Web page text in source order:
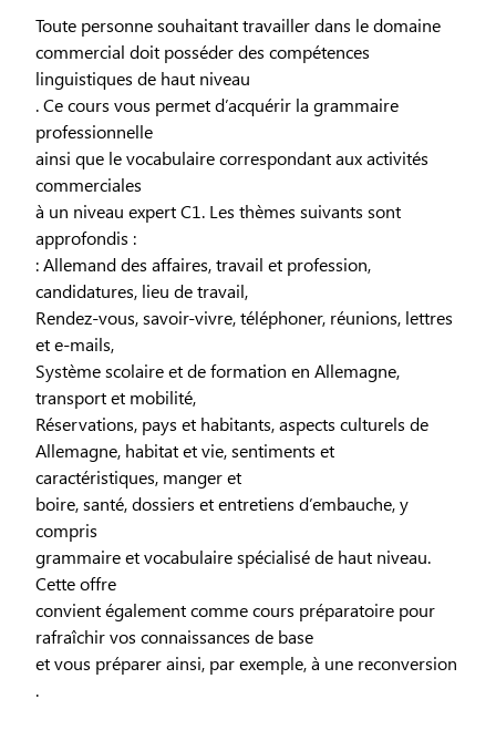
Toute personne souhaitant travailler dans le domaine
commercial doit posséder des compétences
linguistiques de haut niveau
. Ce cours vous permet d’acquérir la grammaire
professionnelle
ainsi que le vocabulaire correspondant aux activités
commerciales
à un niveau expert C1. Les thèmes suivants sont
approfondis :
: Allemand des affaires, travail et profession,
candidatures, lieu de travail,
Rendez-vous, savoir-vivre, téléphoner, réunions, lettres
et e-mails,
Système scolaire et de formation en Allemagne,
transport et mobilité,
Réservations, pays et habitants, aspects culturels de
Allemagne, habitat et vie, sentiments et
caractéristiques, manger et
boire, santé, dossiers et entretiens d’embauche, y
compris
grammaire et vocabulaire spécialisé de haut niveau.
Cette offre
convient également comme cours préparatoire pour
rafraîchir vos connaissances de base
et vous préparer ainsi, par exemple, à une reconversion
.